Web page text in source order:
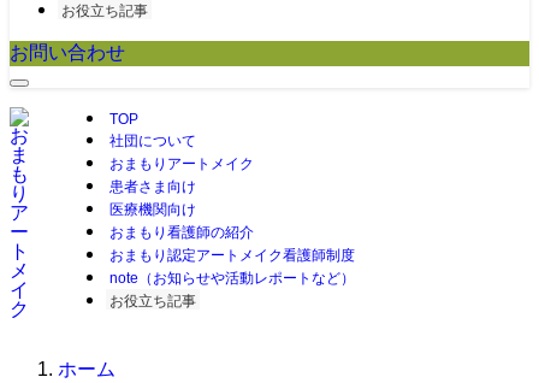
お役立ち記事
お問い合わせ
TOP
社団について
おまもりアートメイク
患者さま向け
医療機関向け
おまもり看護師の紹介
おまもり認定アートメイク看護師制度
note（お知らせや活動レポートなど）
お役立ち記事
ホーム